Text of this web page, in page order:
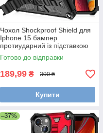
Чохол Shockproof Shield для
Iphone 15 бампер
протиударний із підставкою
Black
Готово до відправки
189,99 ₴ 300 ₴
Купити
–37%